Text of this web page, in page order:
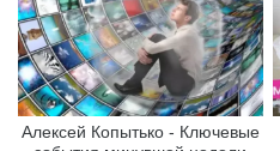
Алексей Копытько - Ключевые